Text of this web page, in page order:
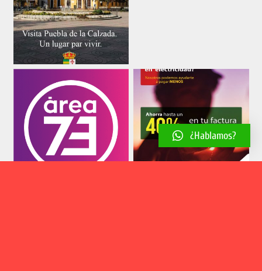
¿Hablamos?